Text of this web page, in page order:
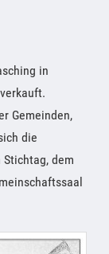
in
Gemeinden,
die
dem